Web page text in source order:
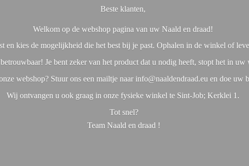
Beste klanten,
Welkom op de webshop pagina van uw Naald en draad!
en kies de mogelijkheid die het best bij je past. Ophalen in de winkel of
Je bent zeker van het product dat u nodig heeft, stopt het in uw
webshop? Stuur ons een mailtje naar info@naaldendraad.eu en doe uw
Wij ontvangen u ook graag in onze fysieke winkel te Sint-Job; Kerklei 1.
Tot snel?
Team Naald en draad !